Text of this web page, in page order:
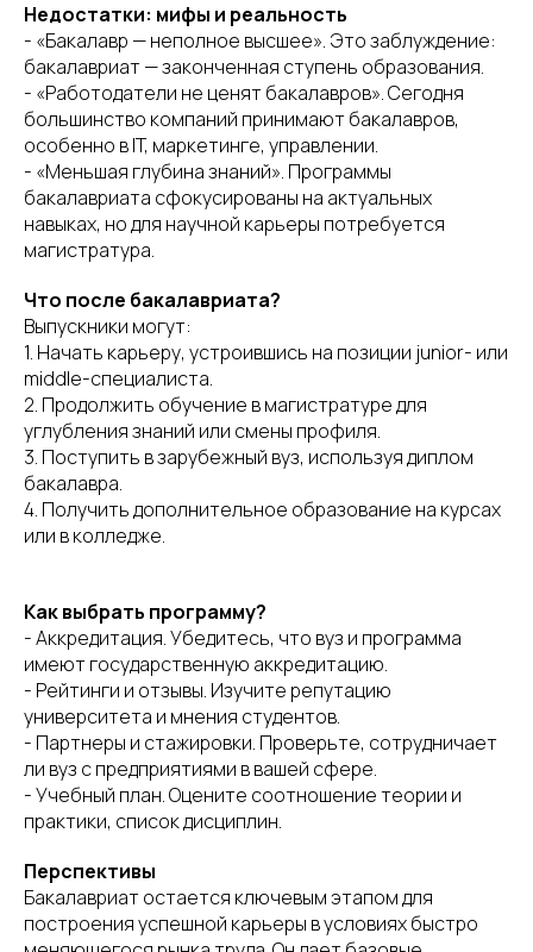
Недостатки: мифы и реальность
- «Бакалавр — неполное высшее». Это заблуждение:
бакалавриат — законченная ступень образования.
- «Работодатели не ценят бакалавров». Сегодня
большинство компаний принимают бакалавров,
особенно в IT, маркетинге, управлении.
- «Меньшая глубина знаний». Программы
бакалавриата сфокусированы на актуальных
навыках, но для научной карьеры потребуется
магистратура.
Что после бакалавриата?
Выпускники могут:
1. Начать карьеру, устроившись на позиции junior- или
middle-специалиста.
2. Продолжить обучение в магистратуре для
углубления знаний или смены профиля.
3. Поступить в зарубежный вуз, используя диплом
бакалавра.
4. Получить дополнительное образование на курсах
или в колледже.
Как выбрать программу?
- Аккредитация. Убедитесь, что вуз и программа
имеют государственную аккредитацию.
- Рейтинги и отзывы. Изучите репутацию
университета и мнения студентов.
- Партнеры и стажировки. Проверьте, сотрудничает
ли вуз с предприятиями в вашей сфере.
- Учебный план. Оцените соотношение теории и
практики, список дисциплин.
Перспективы
Бакалавриат остается ключевым этапом для
построения успешной карьеры в условиях быстро